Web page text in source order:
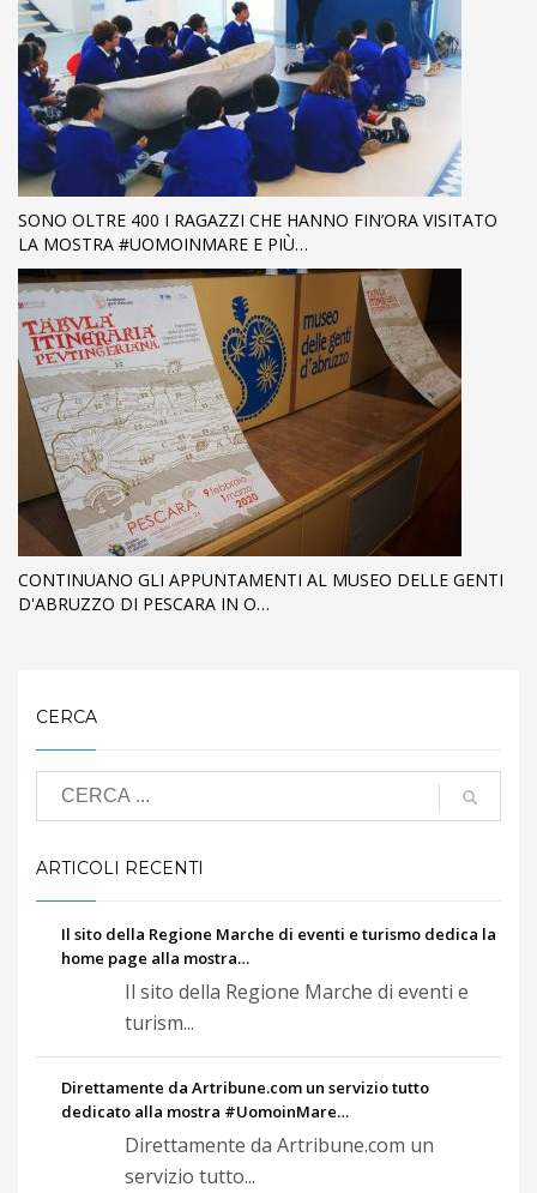
SONO OLTRE 400 I RAGAZZI CHE HANNO FIN’ORA VISITATO
LA MOSTRA #UOMOINMARE E PIÙ…
CONTINUANO GLI APPUNTAMENTI AL MUSEO DELLE GENTI
D'ABRUZZO DI PESCARA IN O…
CERCA
ARTICOLI RECENTI
Il sito della Regione Marche di eventi e turismo dedica la
home page alla mostra…
Il sito della Regione Marche di eventi e
turism...
Direttamente da Artribune.com un servizio tutto
dedicato alla mostra #UomoinMare…
Direttamente da Artribune.com un
servizio tutto...